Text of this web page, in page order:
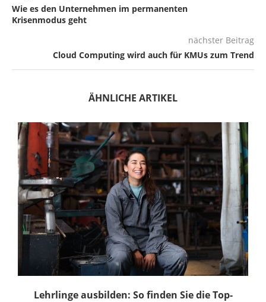
Wie es den Unternehmen im permanenten
Krisenmodus geht
nächster Beitrag
Cloud Computing wird auch für KMUs zum Trend
ÄHNLICHE ARTIKEL
Lehrlinge ausbilden: So finden Sie die Top-